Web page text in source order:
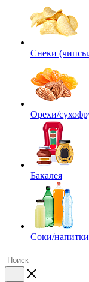
Снеки
Орехи/
Бакалея
Соки/